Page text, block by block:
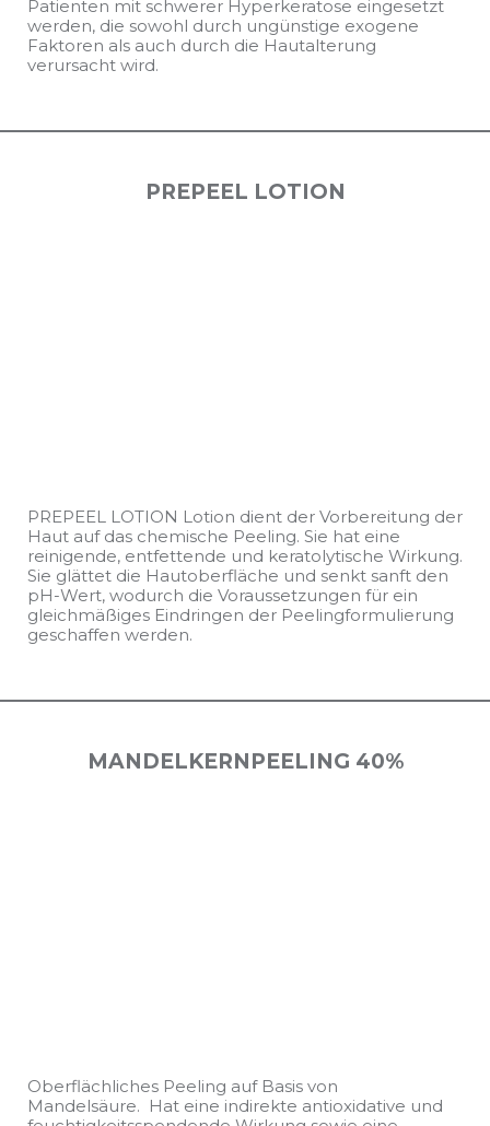
Patienten mit schwerer Hyperkeratose eingesetzt
werden, die sowohl durch ungünstige exogene
Faktoren als auch durch die Hautalterung
verursacht wird.
PREPEEL LOTION
PREPEEL LOTION Lotion dient der Vorbereitung der
Haut auf das chemische Peeling. Sie hat eine
reinigende, entfettende und keratolytische Wirkung.
Sie glättet die Hautoberfläche und senkt sanft den
pH-Wert, wodurch die Voraussetzungen für ein
gleichmäßiges Eindringen der Peelingformulierung
geschaffen werden.
MANDELKERNPEELING 40%
Oberflächliches Peeling auf Basis von
Mandelsäure. Hat eine indirekte antioxidative und